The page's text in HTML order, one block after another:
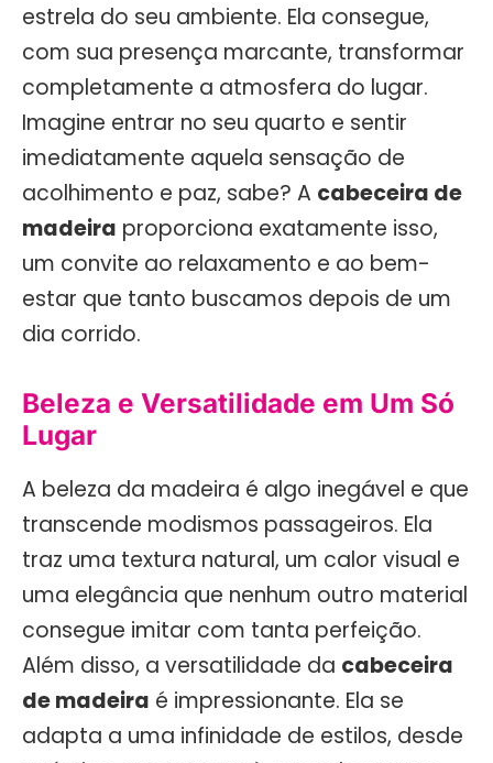
estrela do seu ambiente. Ela consegue,
com sua presença marcante, transformar
completamente a atmosfera do lugar.
Imagine entrar no seu quarto e sentir
imediatamente aquela sensação de
acolhimento e paz, sabe? A cabeceira de
madeira proporciona exatamente isso,
um convite ao relaxamento e ao bem-
estar que tanto buscamos depois de um
dia corrido.
Beleza e Versatilidade em Um Só
Lugar
A beleza da madeira é algo inegável e que
transcende modismos passageiros. Ela
traz uma textura natural, um calor visual e
uma elegância que nenhum outro material
consegue imitar com tanta perfeição.
Além disso, a versatilidade da cabeceira
de madeira é impressionante. Ela se
adapta a uma infinidade de estilos, desde